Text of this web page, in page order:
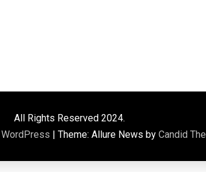
All Rights Reserved 2024.
| Theme: Allure News by Candid